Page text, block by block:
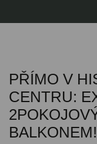
PŘÍMO V
CENTRU:
BALKONEM!